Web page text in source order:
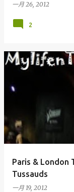
一月 26, 2012
2
Paris & London
Tussauds
一月 19, 2012